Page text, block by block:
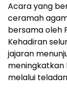
Acara yang
ceramah
bersama oleh
Kehadiran
jajaran
meningkatkan
melalui